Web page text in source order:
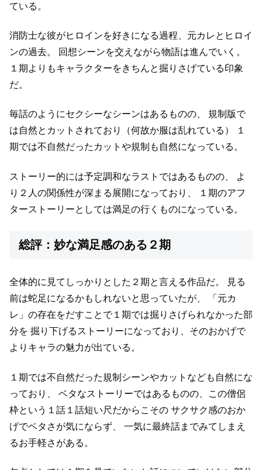
ている。
消防士な彼がヒロインを好きになる過程、元カレとヒロイ
ンの過去。
回想シーンを交えながら物語は進んでいく。
１期よりもキャラクターをきちんと掘りさげている印象
だ。
毎話のようにセクシーなシーンはあるものの、
規制版で
は自然とカットされており（何故か服は乱れている）
１
期では不自然だったカットや規制も自然になっている。
ストーリー的には予定調和なラストではあるものの、
よ
り２人の関係性が深まる展開になっており、
１期のアフ
ターストーリーとしては満足の行くものになっている。
総評：妙な満足感のある２期
全体的に見てしっかりとした２期と言える作品だ。
見る
前は蛇足になるかもしれないと思っていたが、
「元カ
レ」の存在をだすことで１期では掘りさげられなかった部
分を 掘り下げるストーリーになっており、そのおかげで
よりキャラの魅力が出ている。
１期では不自然だった規制シーンやカットなども自然にな
っており、
ベタなストーリーではあるものの、この僧侶
枠という１話１話短い尺だからこその サクサク感のおか
げでベタさが気にならず、
一気に最終話までみてしまえ
るお手軽さがある。